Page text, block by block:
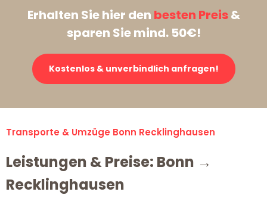
Erhalten Sie hier den besten Preis&
sparen Sie mind. 50€!
Kostenlos & unverbindlich anfragen!
Transporte & Umzüge Bonn Recklinghausen
Leistungen & Preise: Bonn →
Recklinghausen